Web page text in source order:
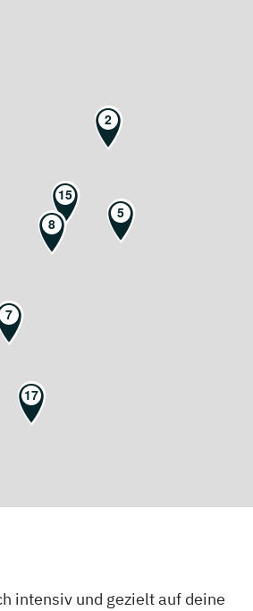
2
5
7
8
15
17
intensiv und gezielt auf deine